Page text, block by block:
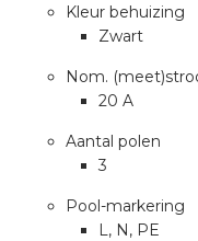
Kleur behuizing
Zwart
Nom.
20 A
Aantal polen
3
Pool-markering
L, N, PE
waarde